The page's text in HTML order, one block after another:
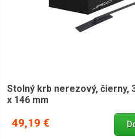
Stolný krb nerezový, čierny,
x 146 mm
49,19 €